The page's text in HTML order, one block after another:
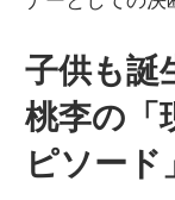
子供も誕
桃李の「
ピソード